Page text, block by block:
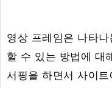
영상 프레임은 나타
할 수 있는 방법에 대
서핑을 하면서 사이트